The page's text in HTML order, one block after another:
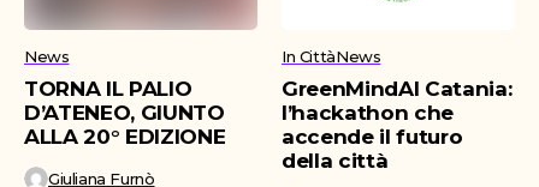
News
TORNA IL PALIO
D’ATENEO, GIUNTO
ALLA 20° EDIZIONE
Giuliana Furnò
In CittàNews
GreenMindAI Catania:
l’hackathon che
accende il futuro
della città